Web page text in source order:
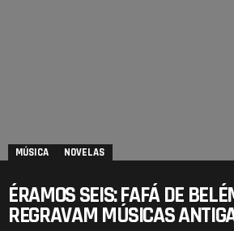
MÚSICA NOVELAS
ÉRAMOS SEIS: FAFÁ DE
REGRAVAM MÚSICAS